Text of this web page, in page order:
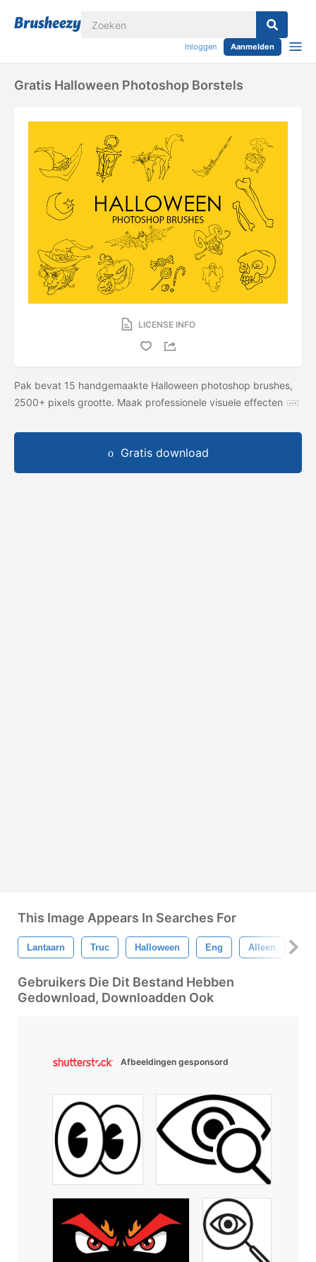
Inloggen Aanmelden
Gratis Halloween Photoshop Borstels
LICENSE INFO
Pak bevat 15 handgemaakte Halloween photoshop brushes,
2500+ pixels grootte. Maak professionele visuele effecten
Gratis download
This Image Appears In Searches For
Lantaarn Truc Halloween Eng Alleen
Gebruikers Die Dit Bestand Hebben
Gedownload, Downloadden Ook
Afbeeldingen gesponsord